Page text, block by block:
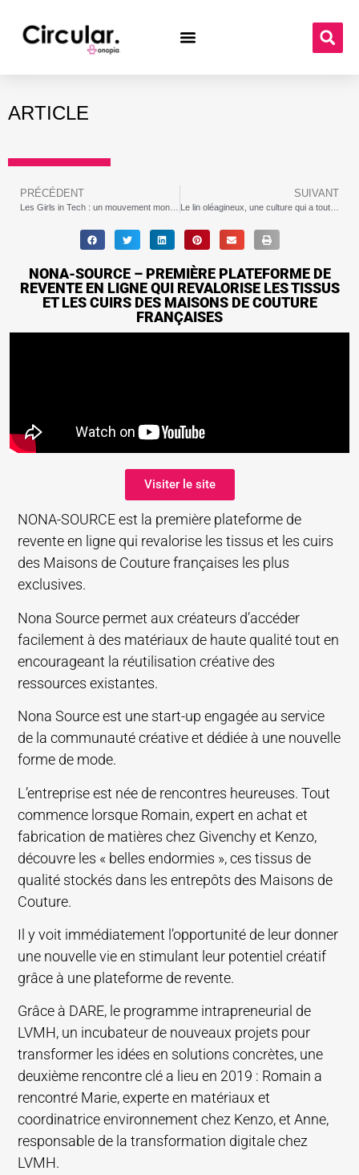
ARTICLE
PRÉCÉDENT SUIVANT
Le lin oléagineux, une culture qui a tout bon pour Pierre Pirodeau !
NONA-SOURCE – PREMIÈRE PLATEFORME DE
REVENTE EN LIGNE QUI REVALORISE LES TISSUS
ET LES CUIRS DES MAISONS DE COUTURE
FRANÇAISES
Visiter le site
NONA-SOURCE est la première plateforme de
revente en ligne qui revalorise les tissus et les cuirs
des Maisons de Couture françaises les plus
exclusives.
Nona Source permet aux créateurs d’accéder
facilement à des matériaux de haute qualité tout en
encourageant la réutilisation créative des
ressources existantes.
Nona Source est une start-up engagée au service
de la communauté créative et dédiée à une nouvelle
forme de mode.
L’entreprise est née de rencontres heureuses. Tout
commence lorsque Romain, expert en achat et
fabrication de matières chez Givenchy et Kenzo,
découvre les « belles endormies », ces tissus de
qualité stockés dans les entrepôts des Maisons de
Couture.
Il y voit immédiatement l’opportunité de leur donner
une nouvelle vie en stimulant leur potentiel créatif
grâce à une plateforme de revente.
Grâce à DARE, le programme intrapreneurial de
LVMH, un incubateur de nouveaux projets pour
transformer les idées en solutions concrètes, une
deuxième rencontre clé a lieu en 2019 : Romain a
rencontré Marie, experte en matériaux et
coordinatrice environnement chez Kenzo, et Anne,
responsable de la transformation digitale chez
LVMH.